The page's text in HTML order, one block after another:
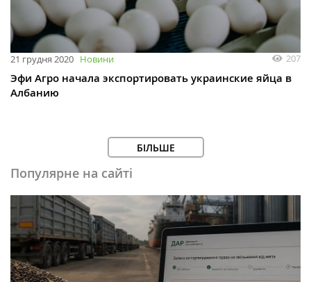
21 грудня 2020 Новини 207
Эфи Агро начала экспортировать украинские яйца в
Албанию
БІЛЬШЕ
Популярне на сайті